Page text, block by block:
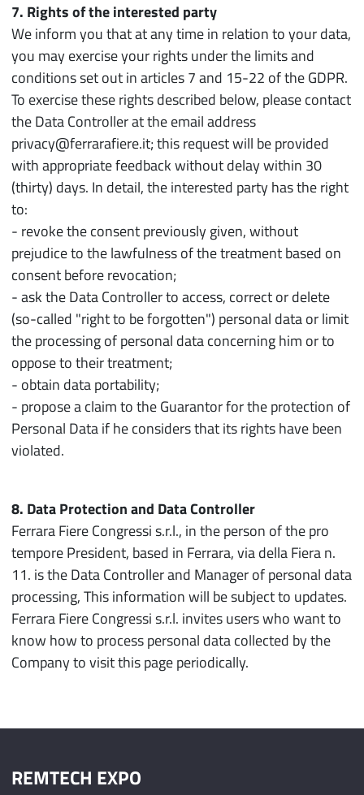
7. Rights of the interested party
We inform you that at any time in relation to your data,
you may exercise your rights under the limits and
conditions set out in articles 7 and 15-22 of the GDPR.
To exercise these rights described below, please contact
the Data Controller at the email address
privacy@ferrarafiere.it; this request will be provided
with appropriate feedback without delay within 30
(thirty) days. In detail, the interested party has the right
to:
- revoke the consent previously given, without
prejudice to the lawfulness of the treatment based on
consent before revocation;
- ask the Data Controller to access, correct or delete
(so-called "right to be forgotten") personal data or limit
the processing of personal data concerning him or to
oppose to their treatment;
- obtain data portability;
- propose a claim to the Guarantor for the protection of
Personal Data if he considers that its rights have been
violated.
8. Data Protection and Data Controller
Ferrara Fiere Congressi s.r.l., in the person of the pro
tempore President, based in Ferrara, via della Fiera n.
11. is the Data Controller and Manager of personal data
processing, This information will be subject to updates.
Ferrara Fiere Congressi s.r.l. invites users who want to
know how to process personal data collected by the
Company to visit this page periodically.
REMTECH EXPO